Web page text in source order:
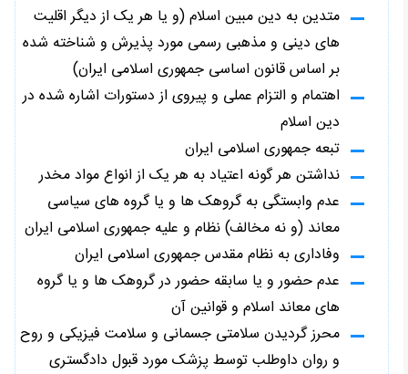
متدین به دین مبین اسلام (و یا هر یک از دیگر اقلیت
های دینی و مذهبی رسمی مورد پذیرش و شناخته شده
بر اساس قانون اساسی جمهوری اسلامی ایران)
اهتمام و التزام عملی و پیروی از دستورات اشاره شده در
دین اسلام
تبعه جمهوری اسلامی ایران
نداشتن هر گونه اعتیاد به هر یک از انواع مواد مخدر
عدم وابستگی به گروهک ها و یا گروه های سیاسی
معاند (و نه مخالف) نظام و علیه جمهوری اسلامی ایران
وفاداری به نظام مقدس جمهوری اسلامی ایران
عدم حضور و یا سابقه حضور در گروهک ها و یا گروه
های معاند اسلام و قوانین آن
محرز گردیدن سلامتی جسمانی و سلامت فیزیکی و روح
و روان داوطلب توسط پزشک مورد قبول دادگستری